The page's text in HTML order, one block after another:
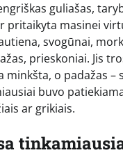
guliašas,
pritaikyta masinei
svogūnai,
prieskoniai. Jis
minkšta, o padažas –
buvo
ar grikiais.